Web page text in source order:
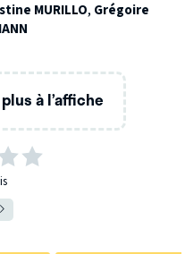
MURILLO, Grégoire
à l’affiche